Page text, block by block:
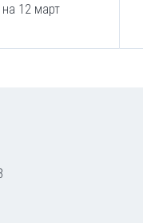
12 март